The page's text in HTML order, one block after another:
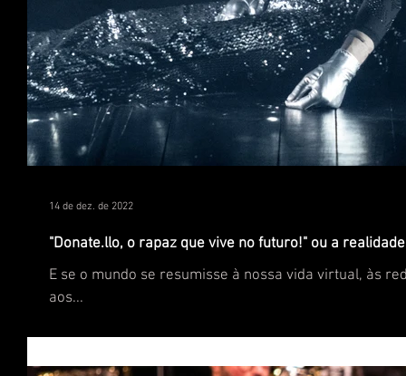
"Donate.llo, o rapaz que vive no futuro!" ou a
E se o mundo se resumisse à nossa vida virtual, às
aos...
14 de dez. de 2022